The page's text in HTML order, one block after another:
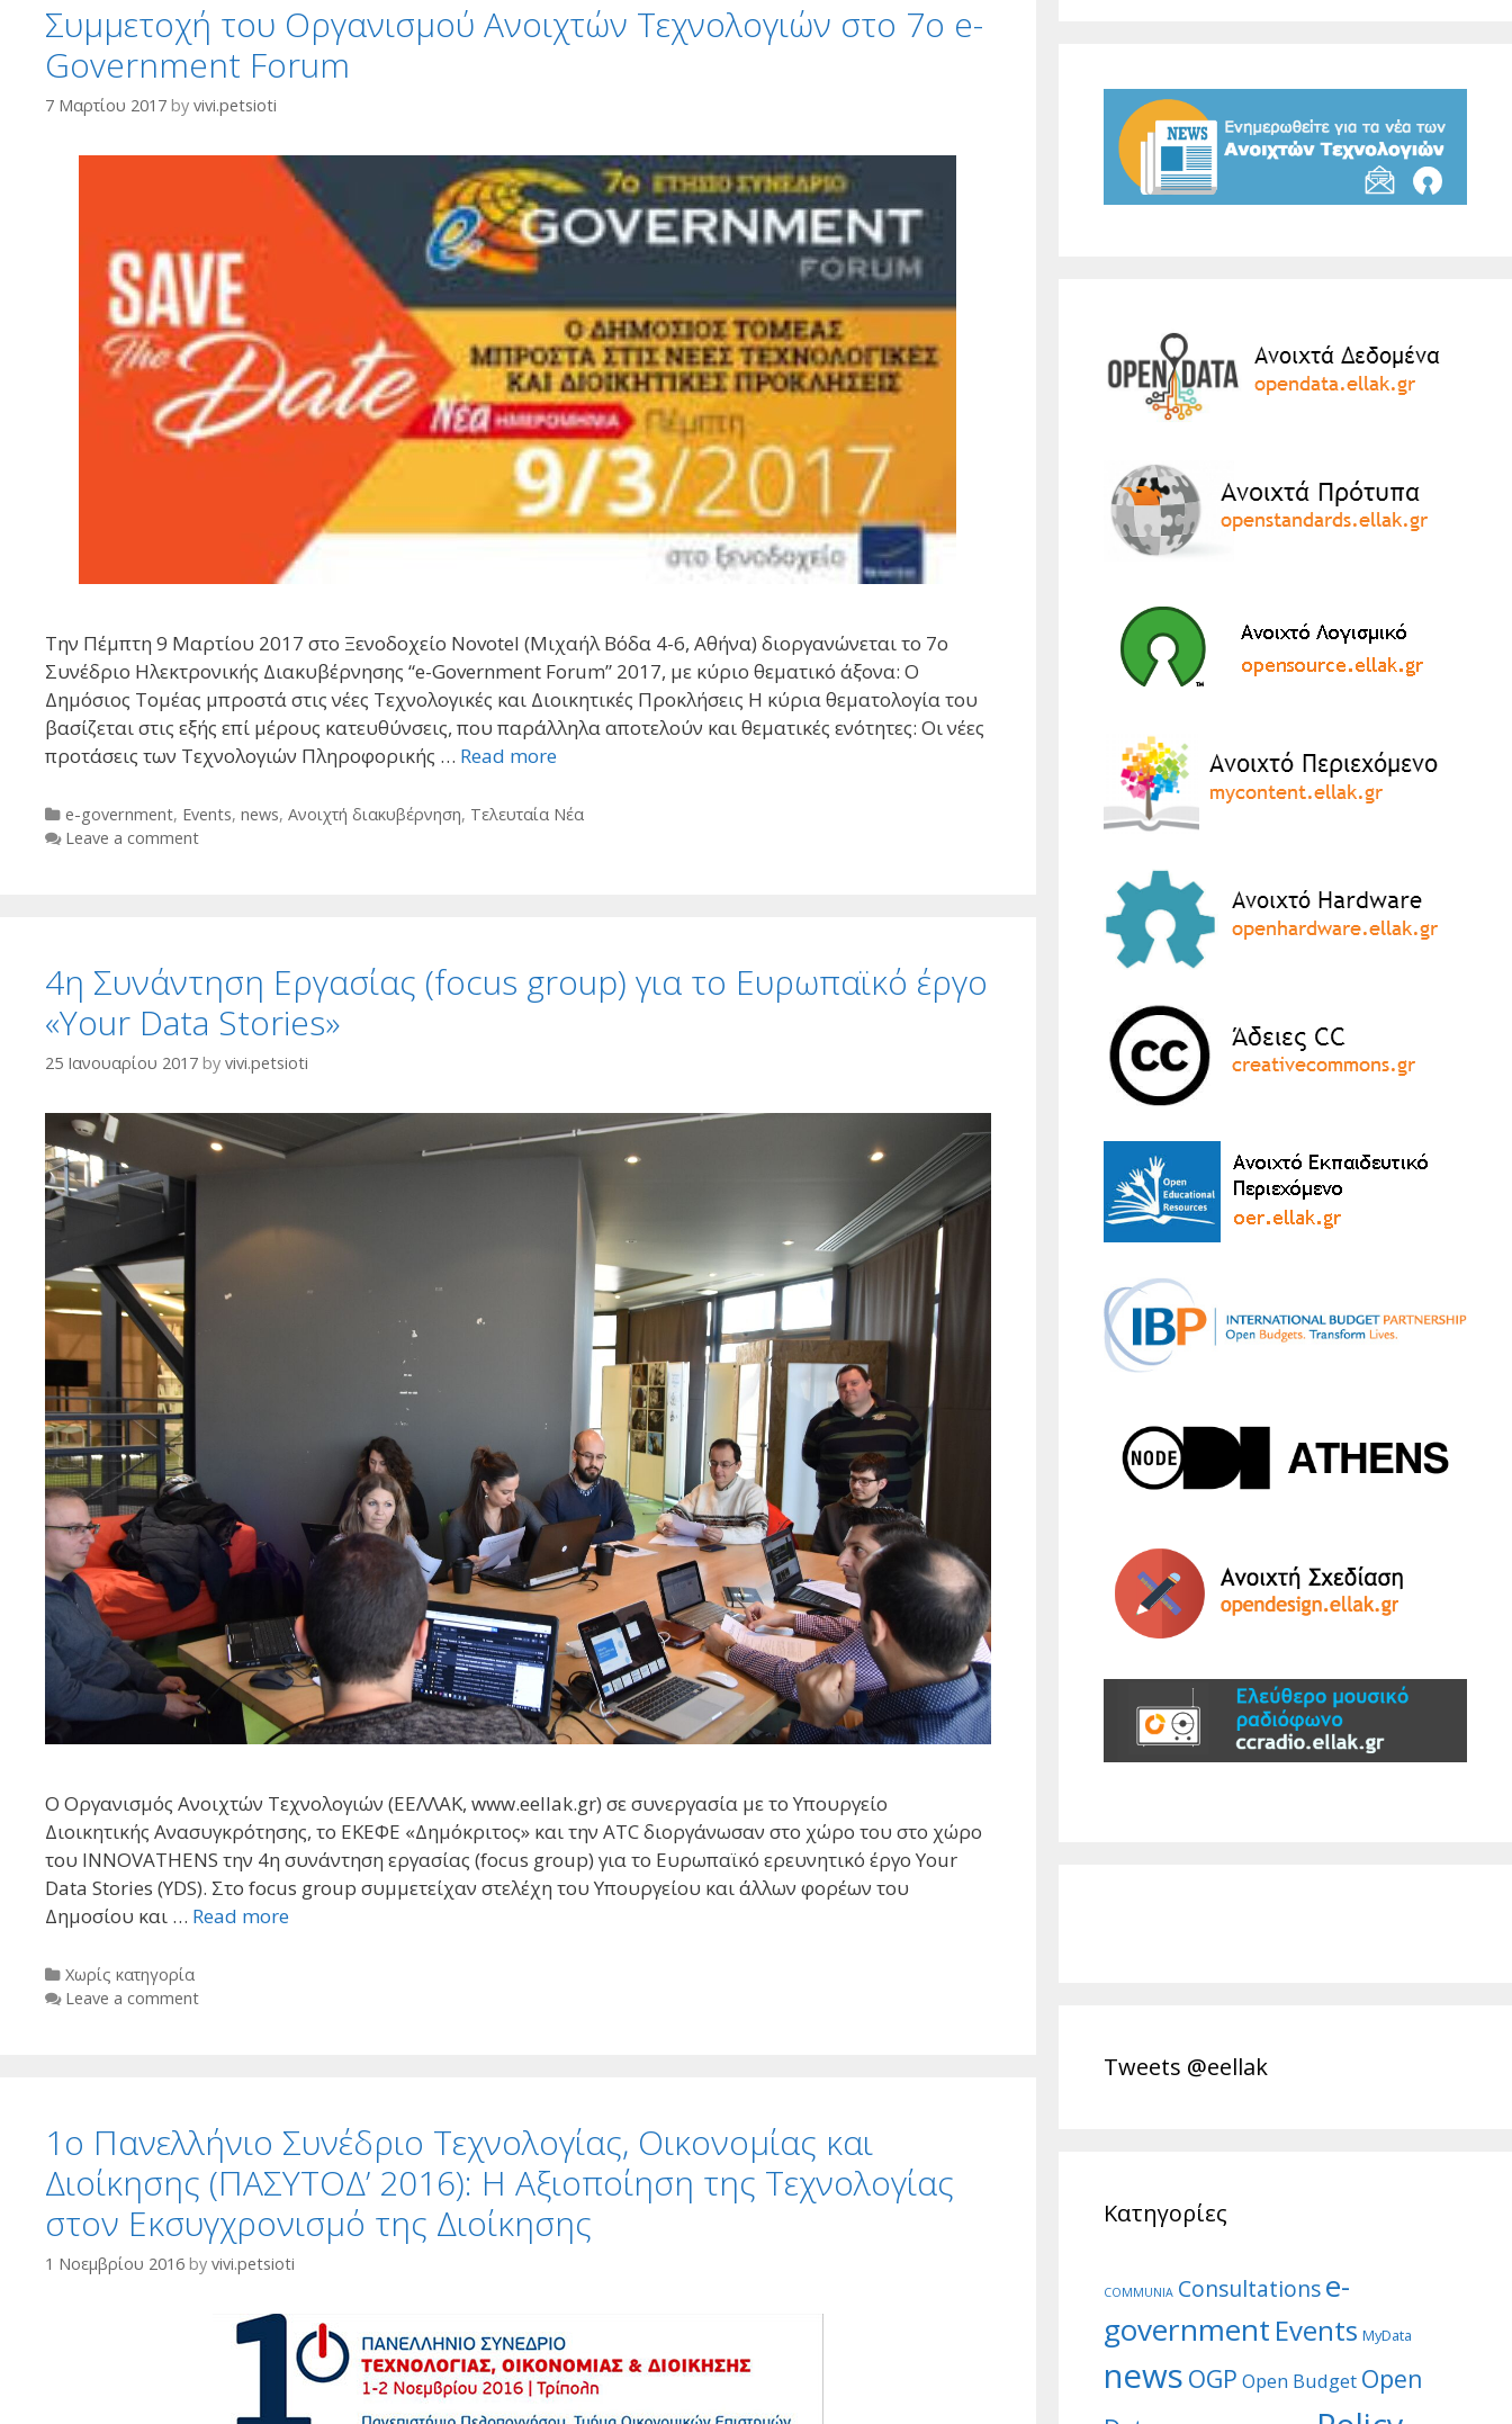
Συμμετοχή του Οργανισμού Ανοιχτών Τεχνολογιών στο 7ο e-
Government Forum
7 Μαρτίου 2017 by vivi.petsioti
Την Πέμπτη 9 Μαρτίου 2017 στο Ξενοδοχείο Novotel (Μιχαήλ Βόδα 4-6, Αθήνα) διοργανώνεται το 7ο
Συνέδριο Ηλεκτρονικής Διακυβέρνησης “e-Government Forum” 2017, με κύριο θεματικό άξονα: Ο
Δημόσιος Τομέας μπροστά στις νέες Τεχνολογικές και Διοικητικές Προκλήσεις Η κύρια θεματολογία του
βασίζεται στις εξής επί μέρους κατευθύνσεις, που παράλληλα αποτελούν και θεματικές ενότητες: Οι νέες
προτάσεις των Τεχνολογιών Πληροφορικής … Read more
Categories
e-government, Events, news, Ανοιχτή διακυβέρνηση, Τελευταία Νέα
Leave a comment
4η Συνάντηση Εργασίας (focus group) για το Ευρωπαϊκό έργο
«Your Data Stories»
25 Ιανουαρίου 2017 by vivi.petsioti
Ο Οργανισμός Ανοιχτών Τεχνολογιών (ΕΕΛΛΑΚ, www.eellak.gr) σε συνεργασία με το Υπουργείο
Διοικητικής Ανασυγκρότησης, το ΕΚΕΦΕ «Δημόκριτος» και την ATC διοργάνωσαν στο χώρο του στο χώρο
του INNOVATHENS την 4η συνάντηση εργασίας (focus group) για το Ευρωπαϊκό ερευνητικό έργο Your
Data Stories (YDS). Στο focus group συμμετείχαν στελέχη του Υπουργείου και άλλων φορέων του
Δημοσίου και … Read more
Categories
Χωρίς κατηγορία
Leave a comment
1ο Πανελλήνιο Συνέδριο Τεχνολογίας, Οικονομίας και
Διοίκησης (ΠΑΣΥΤΟΔ’ 2016): Η Αξιοποίηση της Τεχνολογίας
στον Εκσυγχρονισμό της Διοίκησης
1 Νοεμβρίου 2016 by vivi.petsioti
Tweets @eellak
Κατηγορίες
COMMUNIA Consultations e-
government Events MyData
news OGP Open Budget Open